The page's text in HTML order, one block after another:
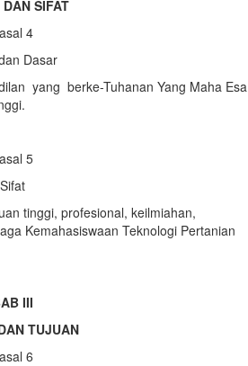
SIFAT
4
Dasar
yang berke-Tuhanan Yang Maha Esa
5
Sifat
tinggi, profesional, keilmiahan,
Kemahasiswaan Teknologi Pertanian
III
TUJUAN
6